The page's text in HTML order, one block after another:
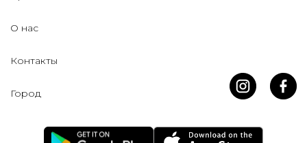
О нас
Контакты
Город